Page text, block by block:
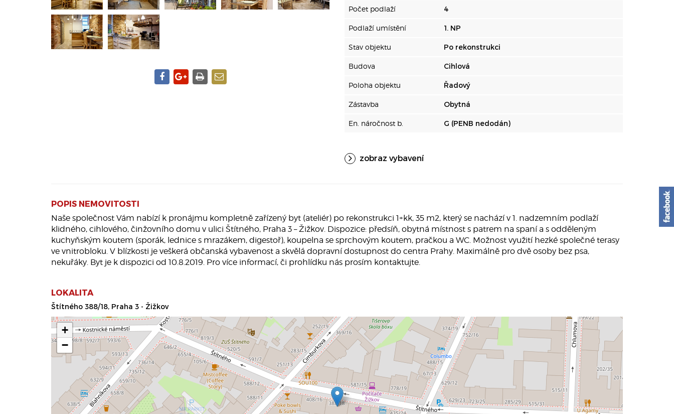
Počet podlaží 4
Podlaží umístění 1. NP
Stav objektu Po rekonstrukci
Budova Cihlová
Poloha objektu Řadový
Zástavba Obytná
En. náročnost b. G (PENB nedodán)
zobraz vybavení
POPIS NEMOVITOSTI
Naše společnost Vám nabízí k pronájmu kompletně zařízený byt (ateliér) po rekonstrukci 1+kk, 35 m2, který se nachází v 1. nadzemním podlaží
klidného, cihlového, činžovního domu v ulici Štítného, Praha 3 – Žižkov. Dispozice: předsíň, obytná místnost s patrem na spaní a s odděleným
kuchyňským koutem (sporák, lednice s mrazákem, digestoř), koupelna se sprchovým koutem, pračkou a WC. Možnost využití hezké společné terasy
ve vnitrobloku. V blízkosti je veškerá občanská vybavenost a skvělá dopravní dostupnost do centra Prahy. Maximálně pro dvě osoby bez psa,
nekuřáky. Byt je k dispozici od 10.8.2019. Pro více informací, či prohlídku nás prosím kontaktujte.
LOKALITA
Štítného 388/18, Praha 3 - Žižkov
+
−